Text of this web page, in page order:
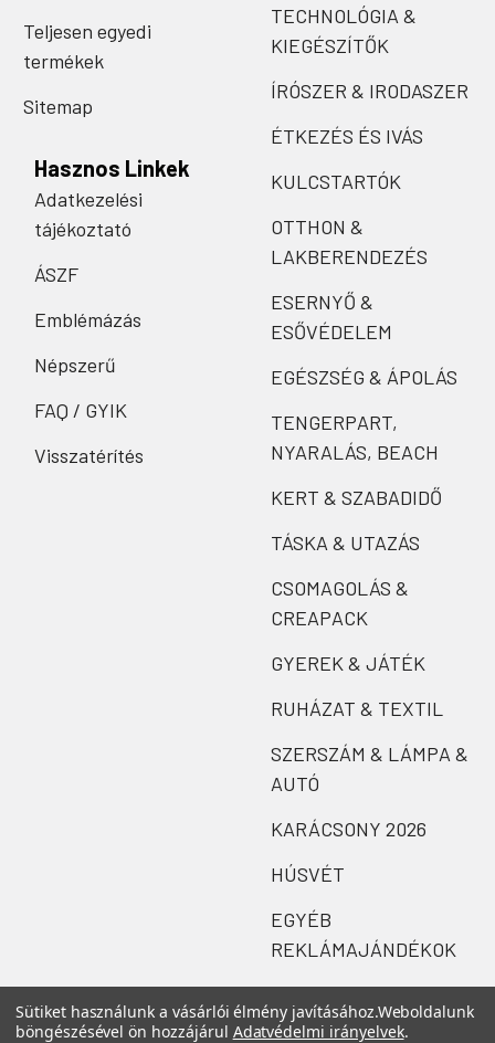
Teljesen egyedi
termékek
Sitemap
Hasznos Linkek
Adatkezelési
tájékoztató
ÁSZF
Emblémázás
Népszerű
FAQ / GYIK
Visszatérítés
TECHNOLÓGIA &
KIEGÉSZÍTŐK
ÍRÓSZER & IRODASZER
ÉTKEZÉS ÉS IVÁS
KULCSTARTÓK
OTTHON &
LAKBERENDEZÉS
ESERNYŐ &
ESŐVÉDELEM
EGÉSZSÉG & ÁPOLÁS
TENGERPART,
NYARALÁS, BEACH
KERT & SZABADIDŐ
TÁSKA & UTAZÁS
CSOMAGOLÁS &
CREAPACK
GYEREK & JÁTÉK
RUHÁZAT & TEXTIL
SZERSZÁM & LÁMPA &
AUTÓ
KARÁCSONY 2026
HÚSVÉT
EGYÉB
REKLÁMAJÁNDÉKOK
Sütiket használunk a vásárlói élmény javításához.Weboldalunk
böngészésével ön hozzájárul Adatvédelmi irányelvek.